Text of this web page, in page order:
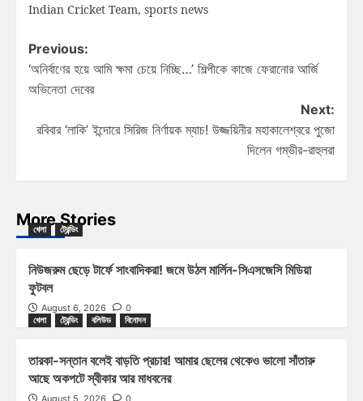
Indian Cricket Team, sports news
Previous:
‘অনির্বাণের হয়ে আমি ক্ষমা চেয়ে নিচ্ছি…’ শিল্পীকে কাজে ফেরানোর আর্জি
অভিনেতা দেবের
Next:
রবিবার ‘লাকি’ ইন্দোরে সিরিজ নির্ণায়ক ম্যাচ! উজ্জয়িনীর মহাকালেশ্বরে পুজো
দিলেন গম্ভীর-রাহুলরা
More Stories
খেলা ট্রেন্ডিং
নিউজরুম ছেড়ে টার্ফে সাংবাদিকরা! জমে উঠল মার্লিন-সিএসজেসি মিডিয়া
ফুটবল
August 6, 2026
0
খেলা
ট্রেন্ডিং বলিউড বিনোদন
তারকা-সন্তান বলেই বাড়তি প্রচার! আমার ছেলের থেকেও ভালো সাঁতারু
আছে অকপটে স্বীকার আর মাধবনের
August 5, 2026
0